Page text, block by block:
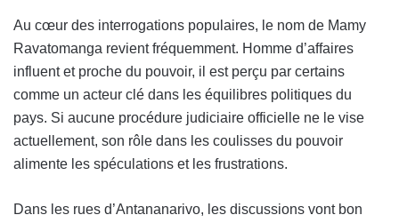
Au cœur des interrogations populaires, le nom de Mamy
Ravatomanga revient fréquemment. Homme d’affaires
influent et proche du pouvoir, il est perçu par certains
comme un acteur clé dans les équilibres politiques du
pays. Si aucune procédure judiciaire officielle ne le vise
actuellement, son rôle dans les coulisses du pouvoir
alimente les spéculations et les frustrations.
Dans les rues d’Antananarivo, les discussions vont bon